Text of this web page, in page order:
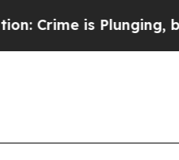
is Plunging, but he